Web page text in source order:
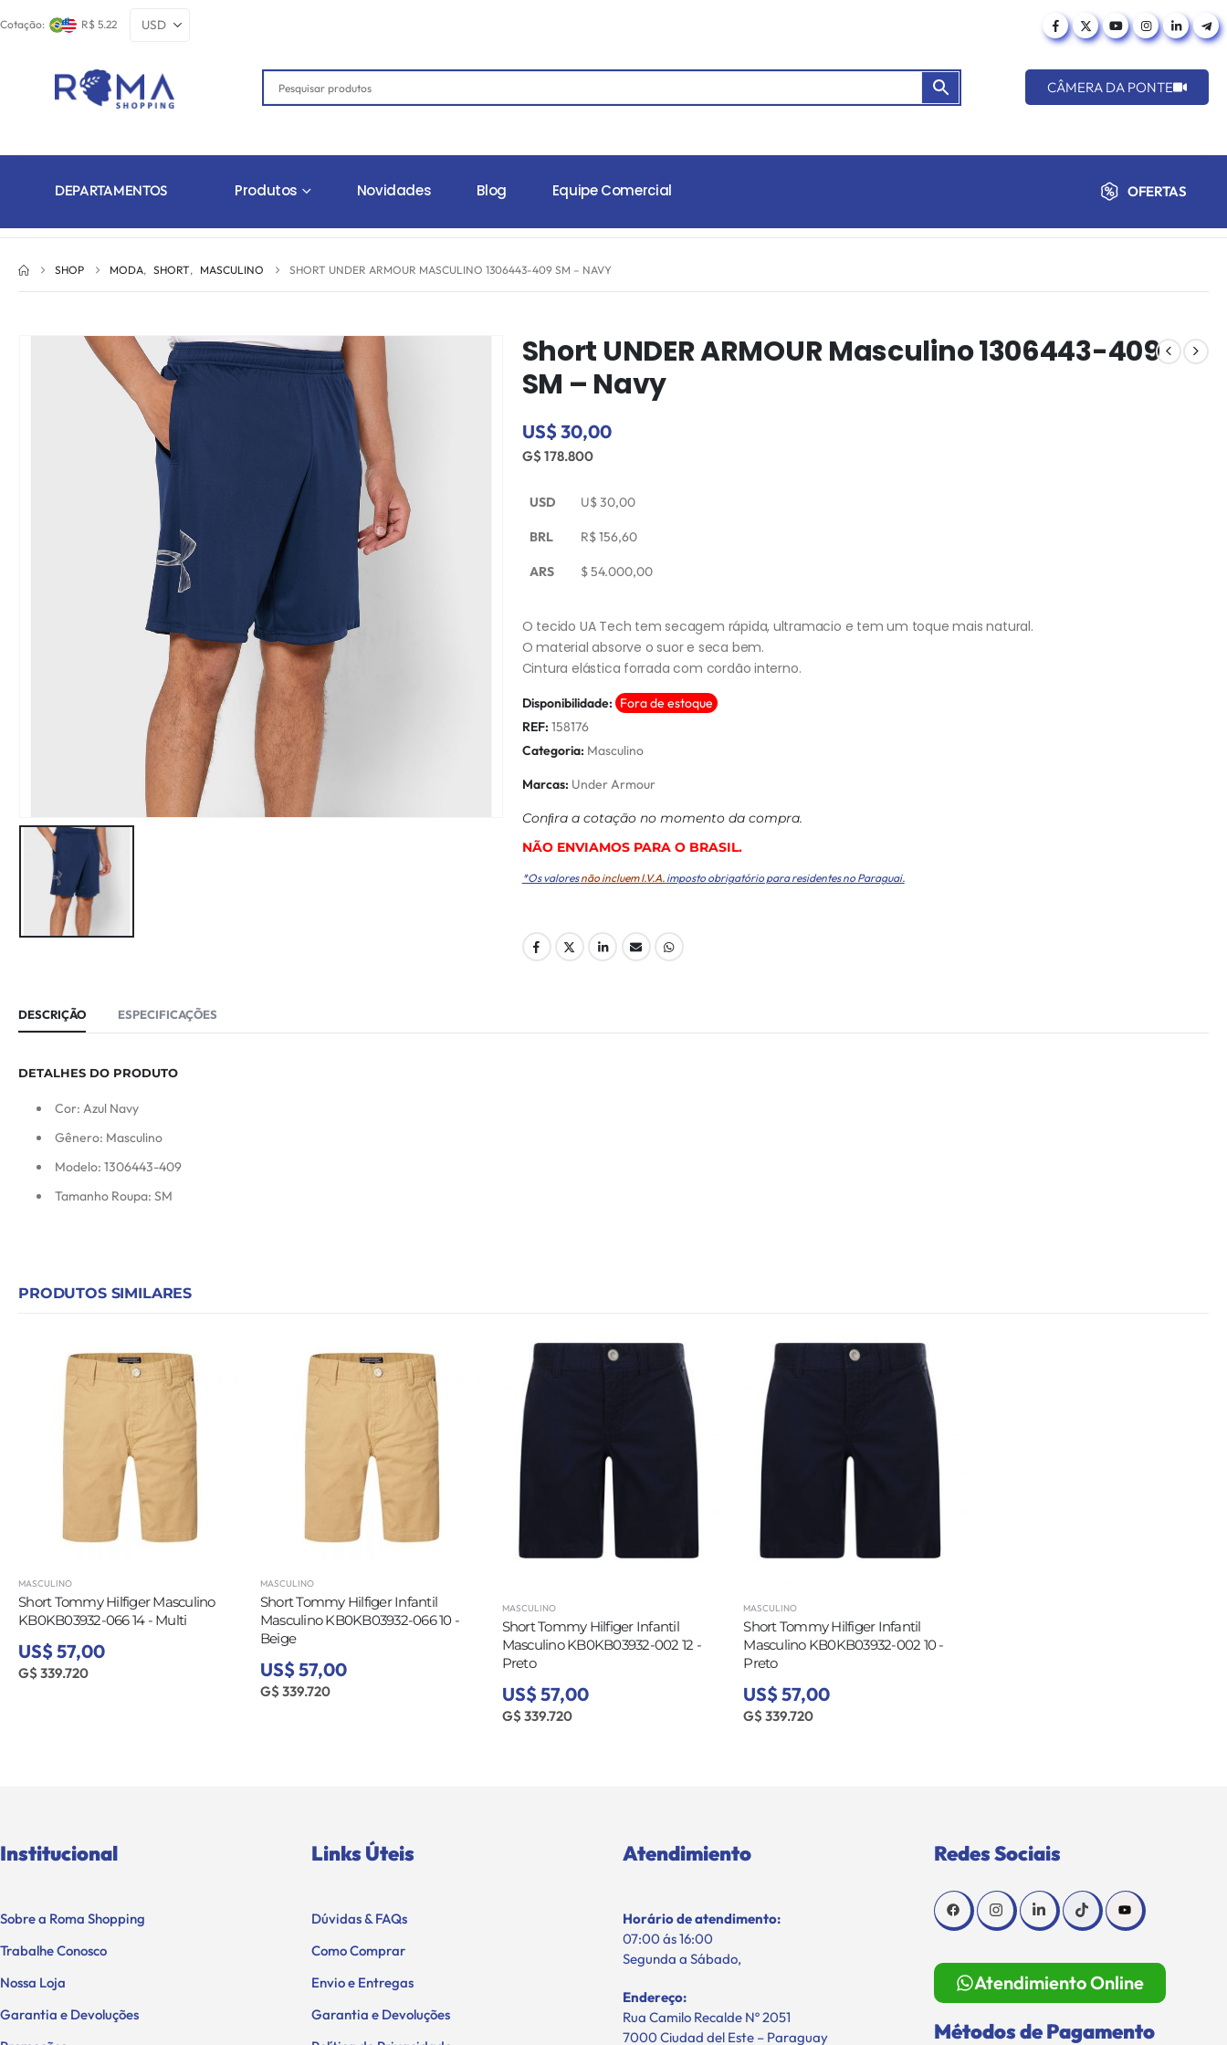
Cotação: R$ 5.22
CÂMERA DA PONTE
DEPARTAMENTOS Produtos Novidades Blog Equipe Comercial OFERTAS
SHOP MODA, SHORT, MASCULINO SHORT UNDER ARMOUR MASCULINO 1306443-409 SM – NAVY
Short UNDER ARMOUR Masculino 1306443-409
SM – Navy
US$ 30,00
G$ 178.800
USD U$30,00
BRL R$156,60
ARS $54.000,00
O tecido UA Tech tem secagem rápida, ultramacio e tem um toque mais natural.
O material absorve o suor e seca bem.
Cintura elástica forrada com cordão interno.
Disponibilidade: Fora de estoque
REF: 158176
Categoria: Masculino
Marcas: Under Armour
Conﬁra a cotação no momento da compra.
NÃO ENVIAMOS PARA O BRASIL.
*Os valoresnão incluem I.V.A. imposto obrigatório para residentes no Paraguai.
DESCRIÇÃO ESPECIFICAÇÕES
DETALHES DO PRODUTO
Cor: Azul Navy
Gênero: Masculino
Modelo: 1306443-409
Tamanho Roupa: SM
PRODUTOS SIMILARES
MASCULINO
Short Tommy Hilfiger Masculino
KB0KB03932-066 14 - Multi
US$ 57,00
G$ 339.720
MASCULINO
Short Tommy Hilfiger Infantil
Masculino KB0KB03932-066 10 -
Beige
US$ 57,00
G$ 339.720
MASCULINO
Short Tommy Hilfiger Infantil
Masculino KB0KB03932-002 12 -
Preto
US$ 57,00
G$ 339.720
MASCULINO
Short Tommy Hilfiger Infantil
Masculino KB0KB03932-002 10 -
Preto
US$ 57,00
G$ 339.720
Institucional
Sobre a Roma Shopping
Trabalhe Conosco
Nossa Loja
Garantia e Devoluções
Links Úteis
Dúvidas & FAQs
Como Comprar
Envio e Entregas
Garantia e Devoluções
Atendimiento
Horário de atendimento:
07:00 ás 16:00
Segunda a Sábado,
Endereço:
Rua Camilo Recalde Nº 2051
7000 Ciudad del Este – Paraguay
Redes Sociais
Atendimiento Online
Métodos de Pagamento